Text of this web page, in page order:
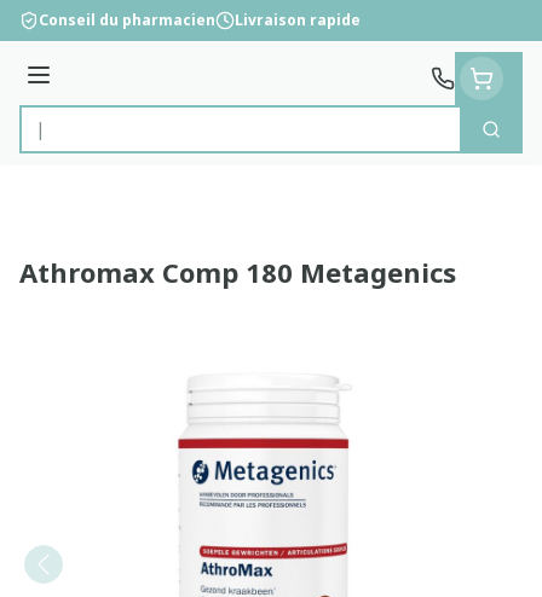
Aller au contenu
Conseil du pharmacien Livraison rapide
Menu
Rechercher
Athromax Comp 180 Metagenics